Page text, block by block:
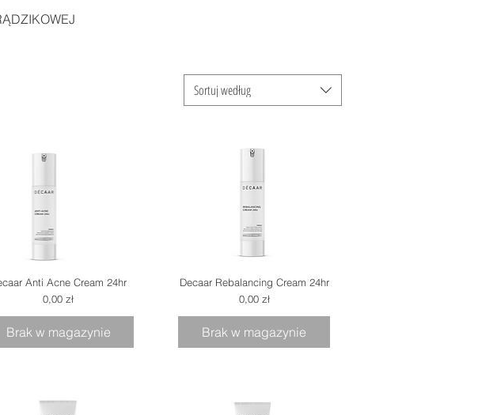
Sortuj według
Anti Acne Cream 24hr
Cena
0,00 zł
Brak w magazynie
Decaar Rebalancing Cream 24hr
Cena
0,00 zł
Brak w magazynie